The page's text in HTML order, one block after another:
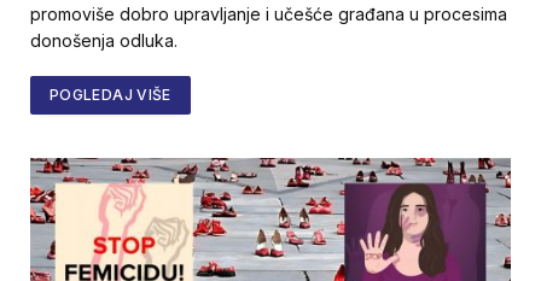
promoviše dobro upravljanje i učešće građana u procesima
donošenja odluka.
POGLEDAJ VIŠE